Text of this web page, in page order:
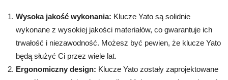
Wysoka jakość wykonania: Klucze Yato są solidnie
wykonane z wysokiej jakości materiałów, co gwarantuje ich
trwałość i niezawodność. Możesz być pewien, że klucze Yato
będą służyć Ci przez wiele lat.
Ergonomiczny design: Klucze Yato zostały zaprojektowane